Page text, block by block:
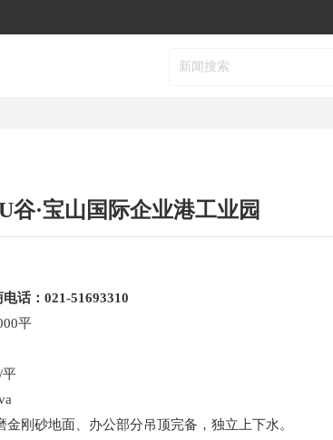
谷·宝山国际企业港工业园
话：021-51693310
平
平
刚砂地面、办公部分吊顶完备，独立上下水。